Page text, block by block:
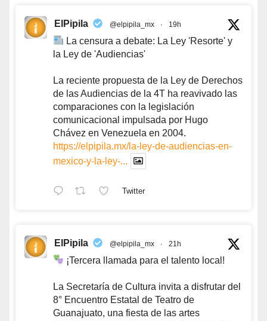
ElPipila @elpipila_mx · 19h
La censura a debate: La Ley 'Resorte' y
la Ley de 'Audiencias'
La reciente propuesta de la Ley de Derechos
de las Audiencias de la 4T ha reavivado las
comparaciones con la legislación
comunicacional impulsada por Hugo
Chávez en Venezuela en 2004.
https://elpipila.mx/la-ley-de-audiencias-en-
mexico-y-la-ley-...
Twitter
ElPipila @elpipila_mx · 21h
¡Tercera llamada para el talento local!
La Secretaría de Cultura invita a disfrutar del
8° Encuentro Estatal de Teatro de
Guanajuato, una fiesta de las artes